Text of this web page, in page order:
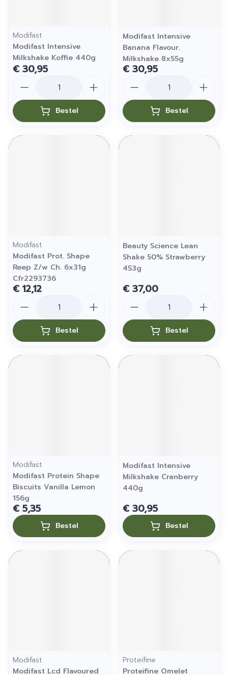
Modifast
Modifast Intensive
Milkshake Koffie 440g
€ 30,95
Bestel
Modifast Intensive
Banana Flavour.
Milkshake 8x55g
€ 30,95
Bestel
Modifast
Modifast Prot. Shape
Reep Z/w Ch. 6x31g
Cfr2293736
€ 12,12
Bestel
Beauty Science Lean
Shake 50% Strawberry
453g
€ 37,00
Bestel
Modifast
Modifast Protein Shape
Biscuits Vanilla Lemon
156g
€ 5,35
Bestel
Modifast Intensive
Milkshake Cranberry
440g
€ 30,95
Bestel
Modifast
Modifast Lcd Flavoured
Proteifine
Proteifine Omelet